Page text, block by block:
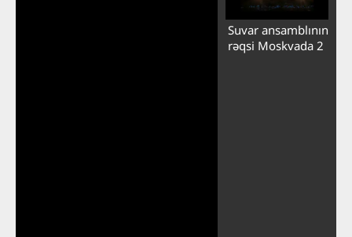
Suvar ansamblının
rəqsi Moskvada 2